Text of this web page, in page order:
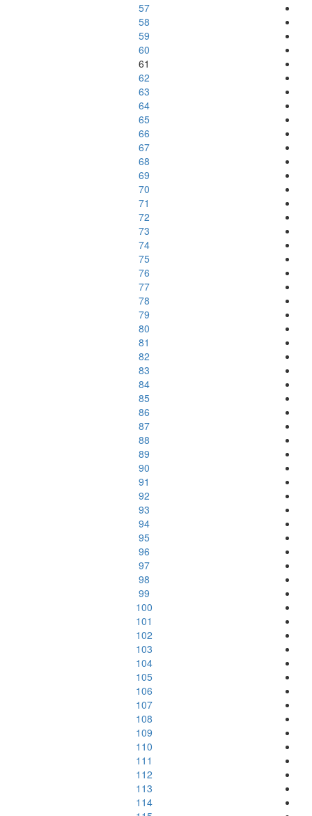
57
58
59
60
61
62
63
64
65
66
67
68
69
70
71
72
73
74
75
76
77
78
79
80
81
82
83
84
85
86
87
88
89
90
91
92
93
94
95
96
97
98
99
100
101
102
103
104
105
106
107
108
109
110
111
112
113
114